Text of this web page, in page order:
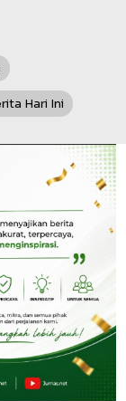
Hari Ini